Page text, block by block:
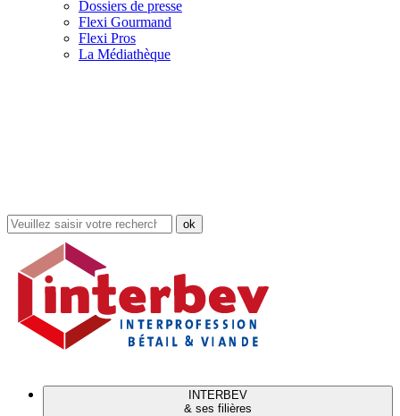
Dossiers de presse
Flexi Gourmand
Flexi Pros
La Médiathèque
Rechercher
dans
site
INTERBEV
& ses filières